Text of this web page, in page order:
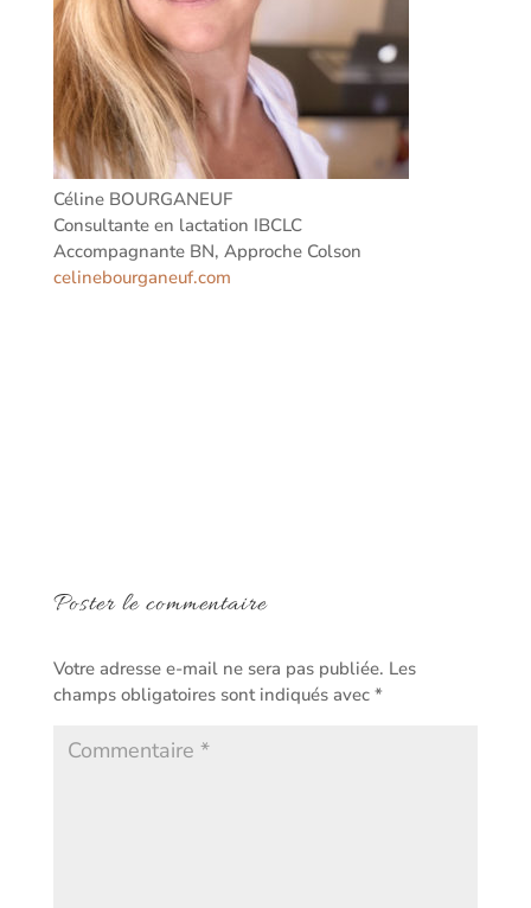
Céline BOURGANEUF
Consultante en lactation IBCLC
Accompagnante BN, Approche Colson
celinebourganeuf.com
Poster le commentaire
Votre adresse e-mail ne sera pas publiée. Les
champs obligatoires sont indiqués avec *